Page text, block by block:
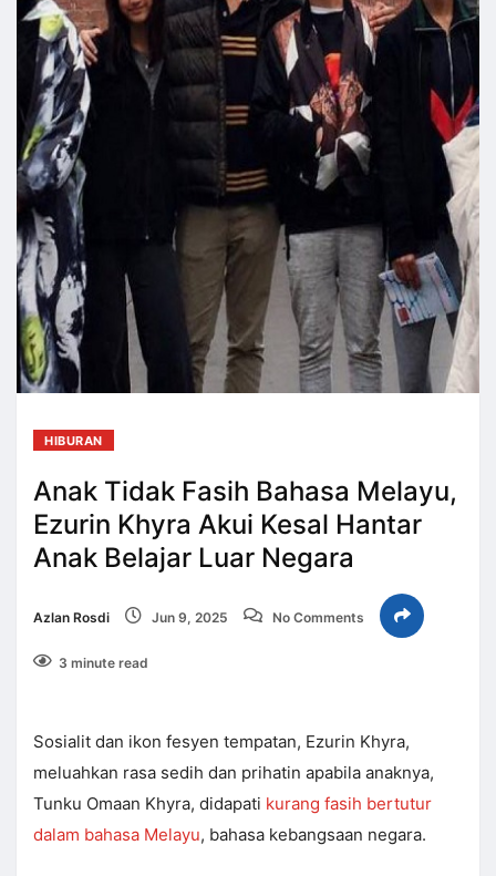
HIBURAN
Anak Tidak Fasih Bahasa Melayu,
Ezurin Khyra Akui Kesal Hantar
Anak Belajar Luar Negara
Azlan Rosdi Jun 9, 2025 No Comments
3 minute read
Sosialit dan ikon fesyen tempatan, Ezurin Khyra,
meluahkan rasa sedih dan prihatin apabila anaknya,
Tunku Omaan Khyra, didapati kurang fasih bertutur
dalam bahasa Melayu, bahasa kebangsaan negara.